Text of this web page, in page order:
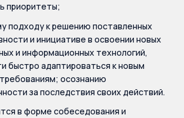
приоритеты;
подходу к решению поставленных
и инициативе в освоении новых
и информационных технологий,
быстро адаптироваться к новым
осознанию
за последствия своих действий.
в форме собеседования и